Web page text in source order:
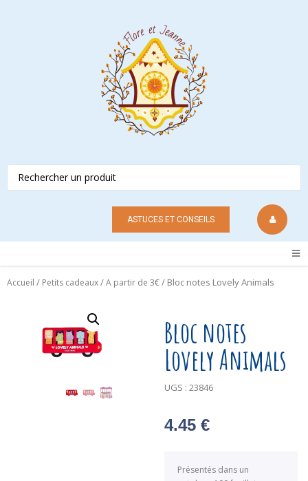
ASTUCES ET CONSEILS
Accueil / Petits cadeaux/A partir de 3€/ Bloc notes Lovely Animals
Bloc notes
Lovely Animals
UGS : 23846
4.45 €
Présentés dans un